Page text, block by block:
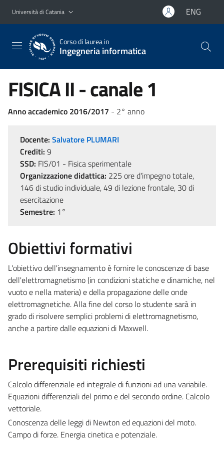
Vai al contenuto principale
Vai al menu di navigazione
Università di Catania ENG
Corso di laurea in
Ingegneria informatica
FISICA II - canale 1
Anno accademico 2016/2017 - 2° anno
Docente: Salvatore PLUMARI
Crediti: 9
SSD: FIS/01 - Fisica sperimentale
Organizzazione didattica: 225 ore d'impegno totale,
146 di studio individuale, 49 di lezione frontale, 30 di
esercitazione
Semestre: 1°
Obiettivi formativi
L'obiettivo dell'insegnamento è fornire le conoscenze di base
dell'elettromagnetismo (in condizioni statiche e dinamiche, nel
vuoto e nella materia) e della propagazione delle onde
elettromagnetiche. Alla fine del corso lo studente sarà in
grado di risolvere semplici problemi di elettromagnetismo,
anche a partire dalle equazioni di Maxwell.
Prerequisiti richiesti
Calcolo differenziale ed integrale di funzioni ad una variabile.
Equazioni differenziali del primo e del secondo ordine. Calcolo
vettoriale.
Conoscenza delle leggi di Newton ed equazioni del moto.
Campo di forze. Energia cinetica e potenziale.